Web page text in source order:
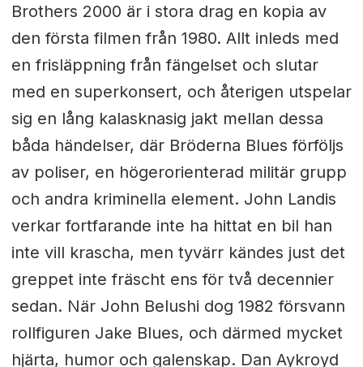
Brothers 2000 är i stora drag en kopia av
den första filmen från 1980. Allt inleds med
en frisläppning från fängelset och slutar
med en superkonsert, och återigen utspelar
sig en lång kalasknasig jakt mellan dessa
båda händelser, där Bröderna Blues förföljs
av poliser, en högerorienterad militär grupp
och andra kriminella element. John Landis
verkar fortfarande inte ha hittat en bil han
inte vill krascha, men tyvärr kändes just det
greppet inte fräscht ens för två decennier
sedan. När John Belushi dog 1982 försvann
rollfiguren Jake Blues, och därmed mycket
hjärta, humor och galenskap. Dan Aykroyd